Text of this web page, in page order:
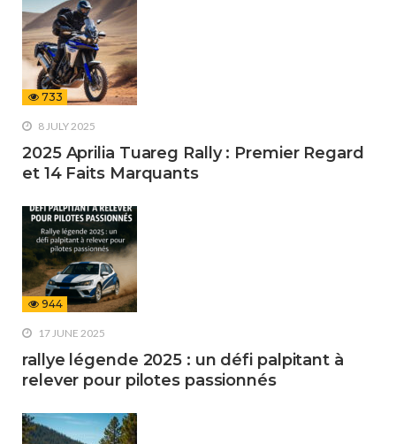
733
8 JULY 2025
2025 Aprilia Tuareg Rally : Premier Regard
et 14 Faits Marquants
944
17 JUNE 2025
rallye légende 2025 : un défi palpitant à
relever pour pilotes passionnés